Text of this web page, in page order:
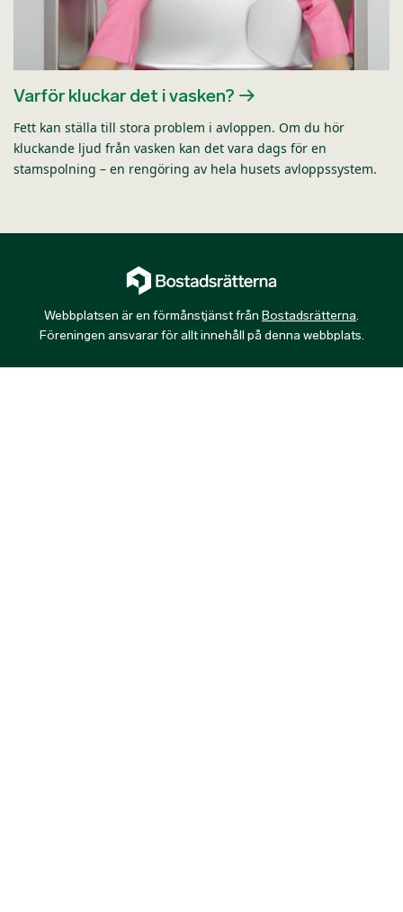
Varför kluckar det i vasken?
Fett kan ställa till stora problem i avloppen. Om du hör
kluckande ljud från vasken kan det vara dags för en
stamspolning – en rengöring av hela husets avloppssystem.
Webbplatsen är en förmånstjänst från Bostadsrätterna.
Föreningen ansvarar för allt innehåll på denna webbplats.